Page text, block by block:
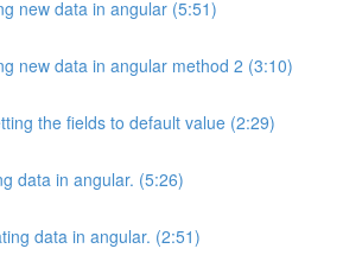
new data in angular (5:51)
new data in angular method 2 (3:10)
the fields to default value (2:29)
data in angular. (5:26)
data in angular. (2:51)